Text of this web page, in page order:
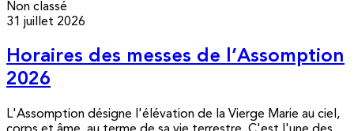
Non classé
31 juillet 2026
Horaires des messes de l’Assomption
2026
L'Assomption désigne l'élévation de la Vierge Marie au ciel,